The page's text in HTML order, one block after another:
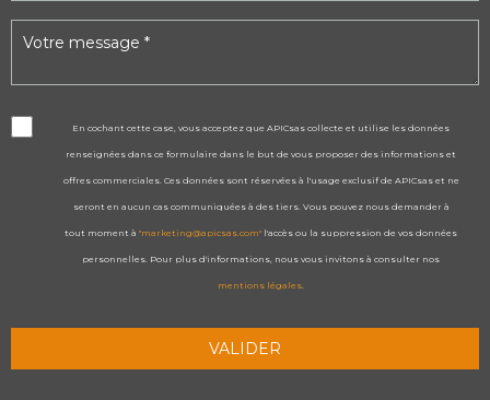
En cochant cette case, vous acceptez que APICsas collecte et utilise les données
renseignées dans ce formulaire dans le but de vous proposer des informations et
offres commerciales. Ces données sont réservées à l'usage exclusif de APICsas et ne
seront en aucun cas communiquées à des tiers. Vous pouvez nous demander à
tout moment à"marketing@apicsas.com" l'accès ou la suppression de vos données
personnelles. Pour plus d'informations, nous vous invitons à consulter nos
mentions légales